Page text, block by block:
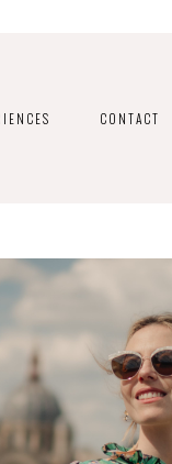
CONTACT